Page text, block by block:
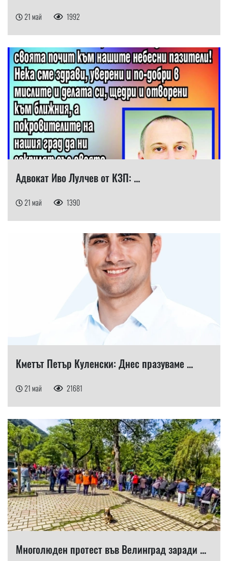
21 май 1992
Адвокат Иво Лулчев от КЗП: ...
21 май 1390
Кметът Петър Куленски: Днес празуваме ...
21 май 21681
Многолюден протест във Велинград заради ...